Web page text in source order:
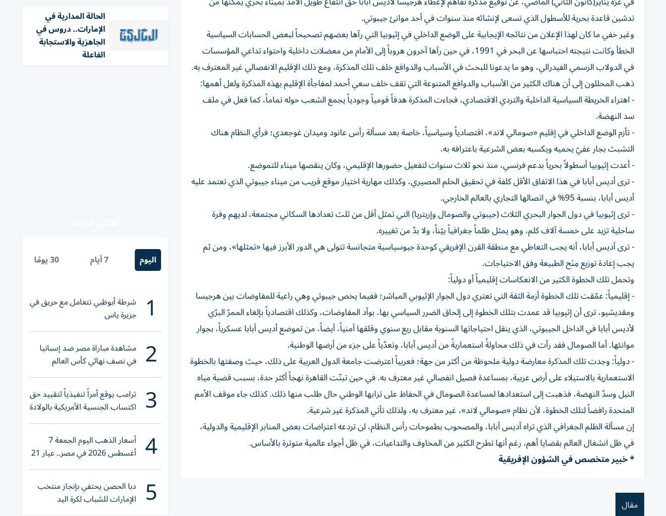
تدشين قاعدة بحرية للأسطول الذي تسعى لإنشائه منذ سنوات في أحد موانئ جيبوتي.
وغير خفي ما كان لهذا الإعلان من نتائجه الإيجابية على الوضع الداخلي في إثيوبيا التي رآها بعضهم تصحيحاً لبعض الحسابات السياسية
الخطأ وكانت نتيجته احتباسها عن البحر في 1991، في حين رآها آخرون هروباً إلى الأمام من معضلات داخلية واحتواء تداعي المؤسسات
في الدولاب الرسمي الفيدرالي، وهو ما يدعونا للبحث في الأسباب والدوافع خلف تلك المذكرة، ومع ذلك الإقليم الانفصالي غير المعترف به.
ذهب المحللون إلى أن هناك الكثير من الأسباب والدوافع المتنوعة التي تقف خلف سعي أحمد لمفاجأة الإقليم بهذه المذكرة ولعل أهمها:
- اهتراء الخريطة السياسية الداخلية والتردي الاقتصادي، فجاءت المذكرة هدفاً قومياً وجودياً يجمع الشعب حوله تماماً، كما فعل في ملف
سد النهضة.
- تأزم الوضع الداخلي في إقليم «صومالي لاند»، اقتصادياً وسياسياً، خاصة بعد مسألة رأس عانود وميدان غوجعدي؛ فرأي النظام هناك
التشبث بجار عفيّ يحميه ويكسبه بعض الشرعية باعترافه به.
- أعدت إثيوبيا أسطولاً بحرياً بدعم فرنسي، منذ نحو ثلاث سنوات لتفعيل حضورها الإقليمي، وكان ينقصها ميناء للتموضع.
- ترى أديس أبابا في هذا الاتفاق الأقل كلفة في تحقيق الحلم المصيري، وكذلك مهارية اختيار موقع قريب من ميناء جيبوتي الذي تعتمد عليه
أديس أبابا، بنسبة 95% في اتصالها التجاري بالعالم الخارجي.
- ترى إثيوبيا في دول الجوار البحري الثلاث (جيبوتي والصومال وإريتريا) التي تمثل أقل من ثلث تعدادها السكاني مجتمعة، لديهم وفرة
ساحلية تزيد على خمسة آلاف كلم، وهو يمثل ظلماً جغرافياً بيّناً، ولا بدّ من تغييره.
- ترى أديس أبابا، أنه يجب التعاطي مع منطقة القرن الإفريقي كوحدة جيوسياسية متجانسة تتولى هي الدور الأبرز فيها «تمثلها»، ومن ثم
يجب إعادة توزيع مِنَح الطبيعة وفق الاحتياجات.
وتحمل تلك الخطوة الكثير من الانعكاسات إقليمياً أو دولياً:
- إقليمياً: عمّقت تلك الخطوة أزمة الثقة التي تعتري دول الجوار الإثيوبي المباشر؛ ففيما يخص جيبوتي وهي راعية للمفاوضات بين هرجيسا
ومقديشيو، ترى أن إثيوبيا قد عمدت بتلك الخطوة إلى إلحاق الضرر السياسي بها، بوأد المفاوضات، وكذلك اقتصادياً بإلغاء الممرّ البرّي
لأديس أبابا في الداخل الجيبوتي، الذي ينقل احتياجاتها السنوية مقابل ريع سنوي وقلقها أمنياً، أيضاً، من تموضع أديس أبابا عسكرياً، بجوار
موانئها. أما الصومال فقد رأت في ذلك محاولةً استعماريةً من أديس أبابا، وتعدّياً على جزء من أرضها الوطنية.
- دولياً: وجدت تلك المذكرة معارضة دولية ملحوظة من أكثر من جهة؛ فعربياً اعترضت جامعة الدول العربية على ذلك، حيث وصفتها بالخطوة
الاستعمارية بالاستيلاء على أرض عربية، بمساعدة فصيل انفصالي غير معترف به. في حين تبنّت القاهرة نهجاً أكثر حدة، بسبب قضية مياه
النيل وسدّ النهضة، فذهبت إلى استعدادها لمساعدة الصومال في الحفاظ على ترابها الوطني حال طلب منها ذلك. كذلك جاء موقف الأمم
المتحدة رافضاً لتلك الخطوة، لأن نظام «صومالي لاند»، غير معترف به، ولذلك تأتي المذكرة غير شرعية.
إن مسألة الظلم الجغرافي الذي تراه أديس أبابا، والمصحوب بطموحات رأس النظام، لن تردعه اعتراضات بعض المنابر الإقليمية والدولية،
في ظل انشغال العالم بقضايا أهم، رغم أنها تطرح الكثير من المخاوف والتداعيات، في ظل أجواء عالمية متوترة بالأساس.
* خبير متخصص في الشؤون الإفريقية
مقال
الحالة المدارية في
الإمارات.. دروس في
الجاهزية والاستجابة
الفاعلة
اليوم 7 أيام 30 يومًا
1 شرطة أبوظبي تتعامل مع حريق في
جزيرة ياس
2 مشاهدة مباراة مصر ضد إسبانيا
في نصف نهائي كأس العالم
لناشئات اليد 2026
3 ترامب يوقع أمراً تنفيذياً لتقييد حق
اكتساب الجنسية الأمريكية بالولادة
4 أسعار الذهب اليوم الجمعة 7
أغسطس 2026 في مصر.. عيار 21
يقترب من هذا الرقم
5 دبا الحصن يحتفي بإنجاز منتخب
الإمارات للشباب لكرة اليد